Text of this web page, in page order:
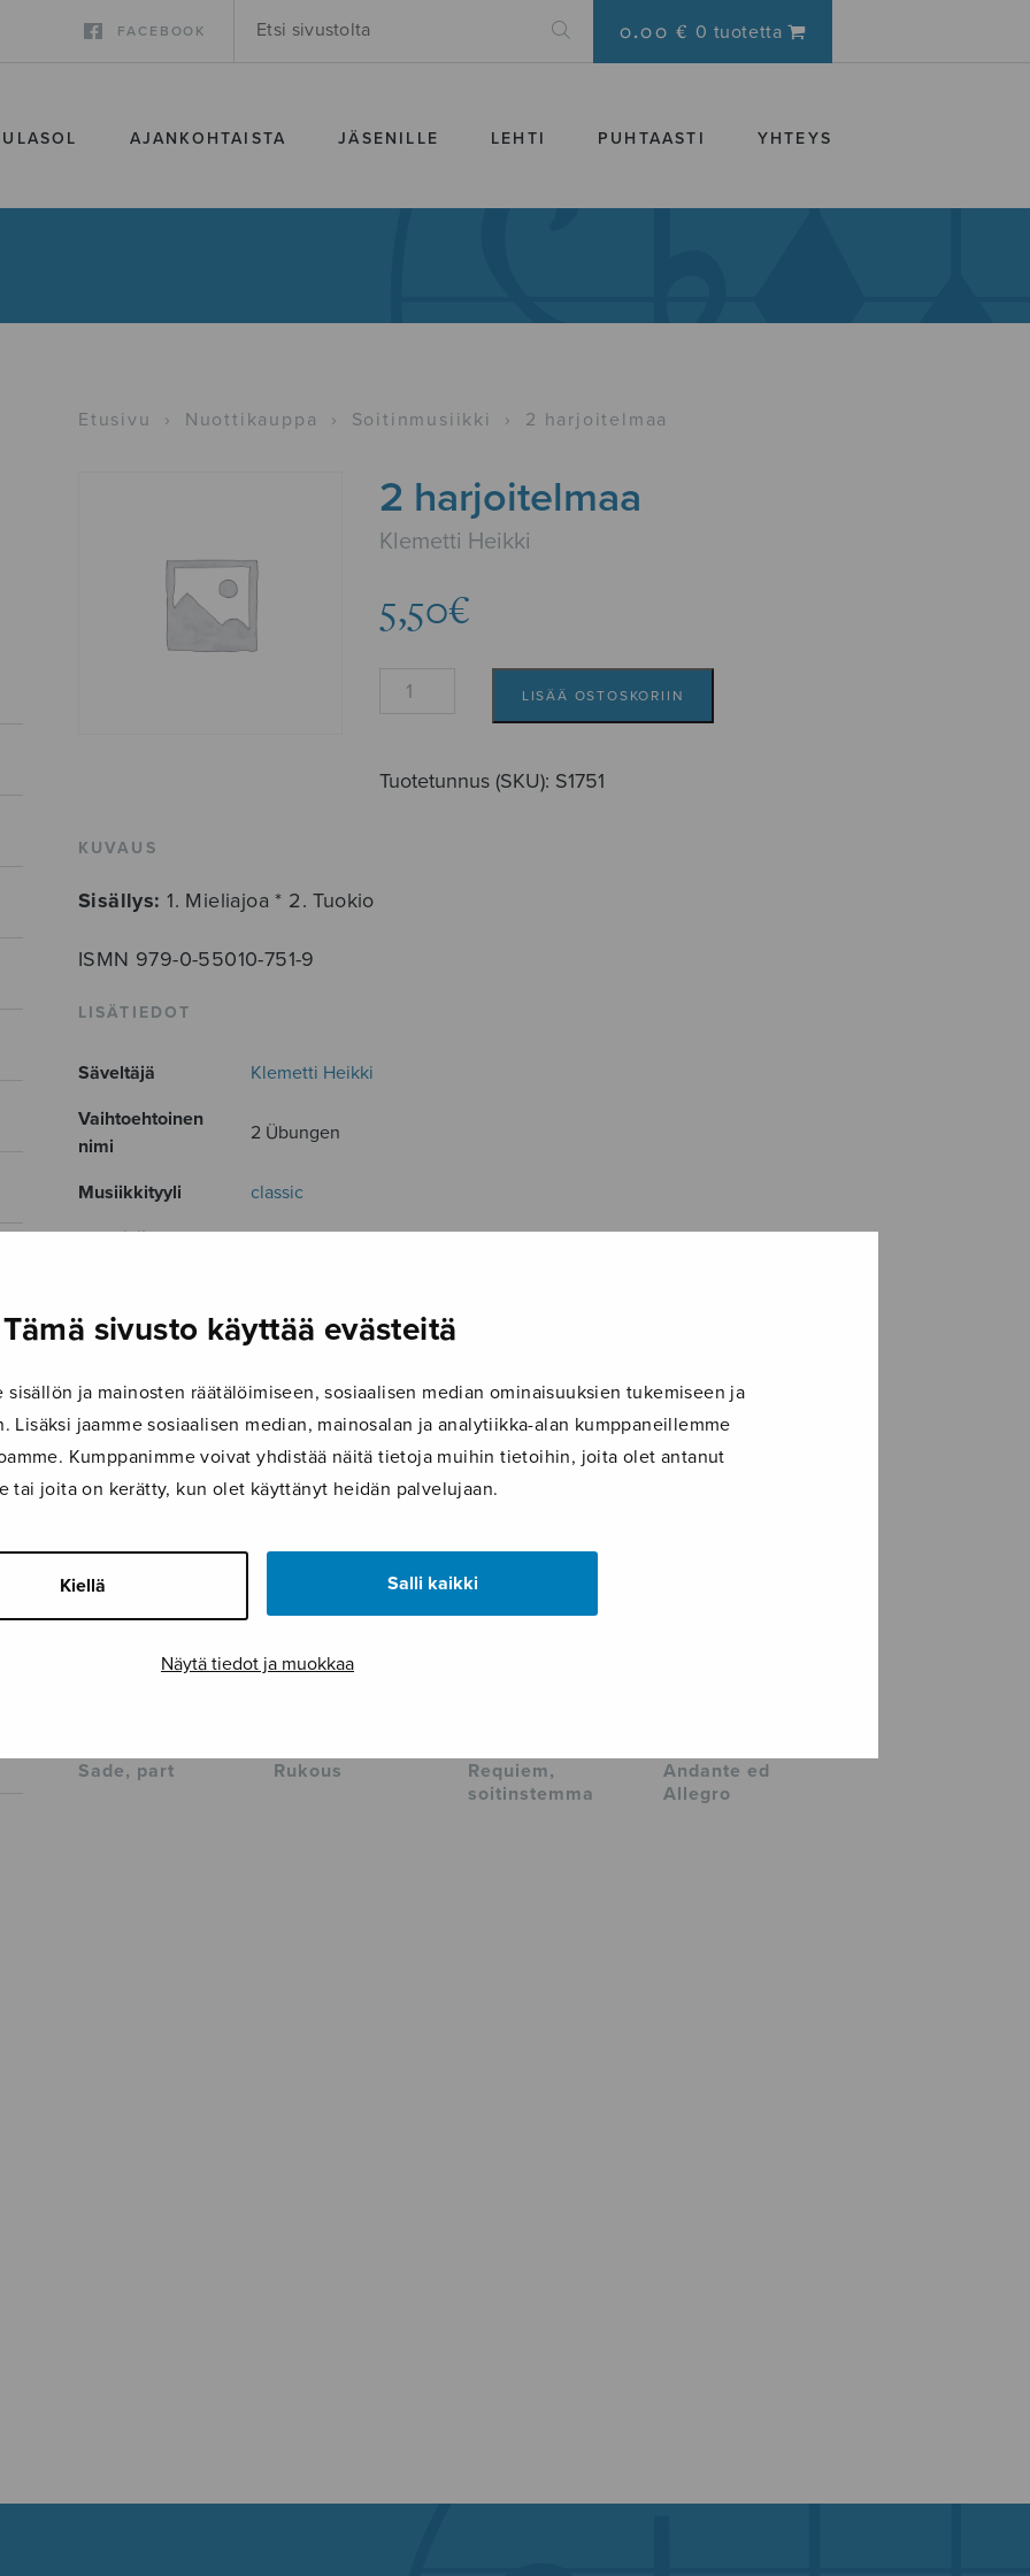
Tämä sivusto käyttää evästeitä
sisällön ja mainosten räätälöimiseen, sosiaalisen median ominaisuuksien tukemiseen ja
Lisäksi jaamme sosiaalisen median, mainosalan ja analytiikka-alan kumppaneillemme
Kumppanimme voivat yhdistää näitä tietoja muihin tietoihin, joita olet antanut
tai joita on kerätty, kun olet käyttänyt heidän palvelujaan.
Kiellä Salli kaikki
Näytä tiedot ja muokkaa
FACEBOOK 0.00 € 0 tuotetta
AJANKOHTAISTA JÄSENILLE LEHTI PUHTAASTI YHTEYS
Etusivu › Nuottikauppa › Soitinmusiikki › 2 harjoitelmaa
2 harjoitelmaa
Klemetti Heikki
5,50€
LISÄÄ OSTOSKORIIN
Tuotetunnus (SKU): S1751
KUVAUS
Sisällys: 1. Mieliajoa * 2. Tuokio
ISMN 979-0-55010-751-9
LISÄTIEDOT
Säveltäjä
Klemetti Heikki
Vaihtoehtoinen
nimi
2 Übungen
Musiikkityyli
classic
Julkaisija
Sulasol
Osastot
Soitinmusiikki
Sivumäärä
8
TUTUSTU MYÖS
Sade, part Rukous
Requiem,
soitinstemma
Andante ed
Allegro